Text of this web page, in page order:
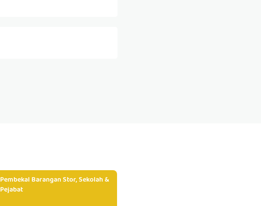
Pembekal Barangan Stor, Sekolah &
Pejabat